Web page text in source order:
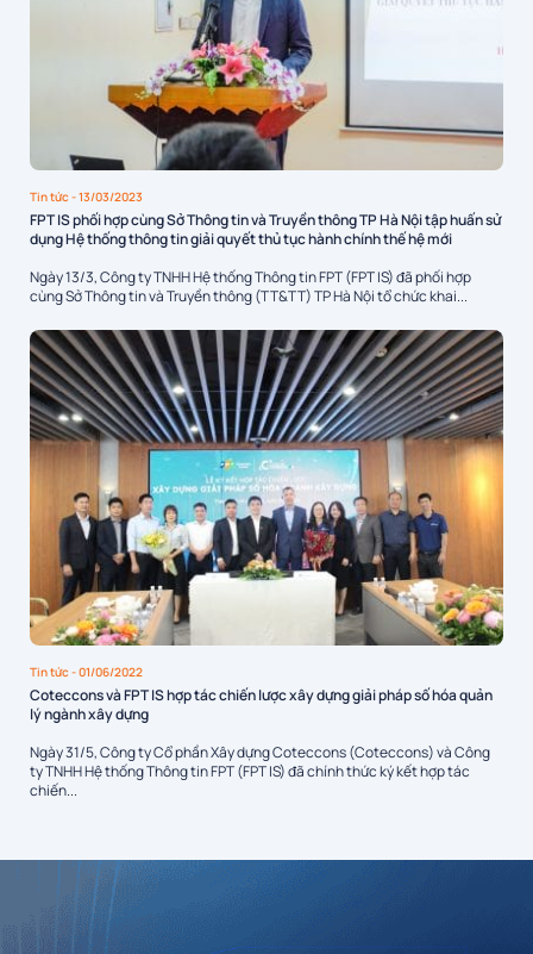
Tin tức- 13/03/2023
FPT IS phối hợp cùng Sở Thông tin và Truyền thông TP Hà Nội tập huấn sử
dụng Hệ thống thông tin giải quyết thủ tục hành chính thế hệ mới
Ngày 13/3, Công ty TNHH Hệ thống Thông tin FPT (FPT IS) đã phối hợp
cùng Sở Thông tin và Truyền thông (TT&TT) TP Hà Nội tổ chức khai...
Tin tức- 01/06/2022
Coteccons và FPT IS hợp tác chiến lược xây dựng giải pháp số hóa quản
lý ngành xây dựng
Ngày 31/5, Công ty Cổ phần Xây dựng Coteccons (Coteccons) và Công
ty TNHH Hệ thống Thông tin FPT (FPT IS) đã chính thức ký kết hợp tác
chiến...